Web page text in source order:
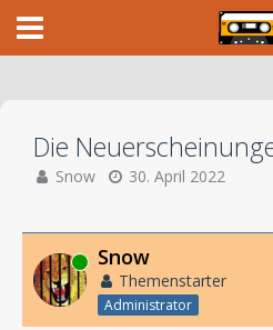
Die
Snow 30. April 2022
Online Snow
Themenstarter
Administrator